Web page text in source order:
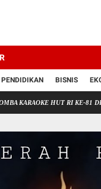
PENDIDIKAN BISNIS
HUT RI KE-81 DI DESA UJAN